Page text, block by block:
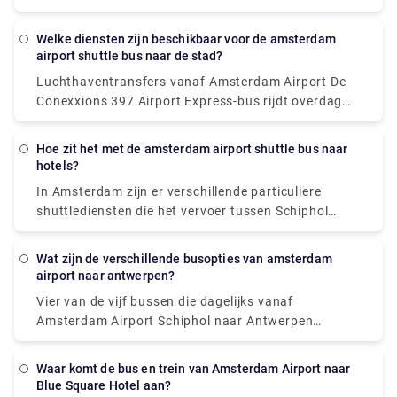
metropool vermijden. Ride-sharing-applicaties en
taxi's zijn ook toegankelijk voor mensen die liever
met de auto gaan.
paspoortcontrole, die zich bovenaan pier D bevindt.
Als uw vlucht op het scherm wordt weergegeven,
Welke diensten zijn beschikbaar voor de amsterdam
airport shuttle bus naar de stad?
Luchthaventransfers vanaf Amsterdam Airport De
Conexxions 397 Airport Express-bus rijdt overdag
van Amsterdam Airport naar het stadscentrum en
Hoe zit het met de amsterdam airport shuttle bus naar
hotels?
In Amsterdam zijn er verschillende particuliere
shuttlediensten die het vervoer tussen Schiphol
Airport en het stadscentrum verzorgen. De meest
busje, en beide bieden deur-tot-deur service vanaf
Amsterdam.
Wat zijn de verschillende busopties van amsterdam
airport naar antwerpen?
Vier van de vijf bussen die dagelijks vanaf
Amsterdam Airport Schiphol naar Antwerpen
vertrekken, rijden rechtstreeks, waardoor
bussen leggen de reis van 124 km af in gemiddeld 2
Waar komt de bus en trein van Amsterdam Airport naar
Blue Square Hotel aan?